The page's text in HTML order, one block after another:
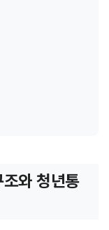
와 청년통